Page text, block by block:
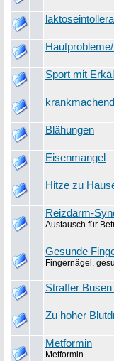
Sport mit
Blähungen
Eisenmangel
Hitze zu
Reizdarm-
Austausch für
Gesunde
Fingernägel,
Straffer
Zu hoher
Metformin
Metformin